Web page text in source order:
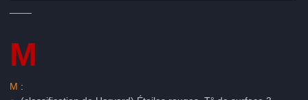
M
M :